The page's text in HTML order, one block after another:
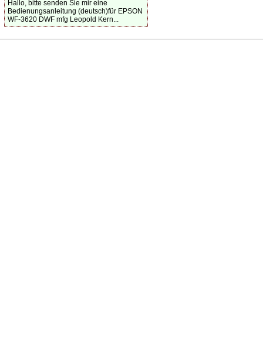
Hallo, bitte senden Sie mir eine
Bedienungsanleitung (deutsch)für EPSON
WF-3620 DWF mfg Leopold Kern...